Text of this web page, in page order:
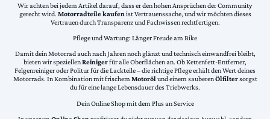
Wir achten bei jedem Artikel darauf, dass er den hohen Ansprüchen der Community
gerecht wird. Motorradteile kaufen ist Vertrauenssache, und wir möchten dieses
Vertrauen durch Transparenz und Fachwissen rechtfertigen.
Pflege und Wartung: Länger Freude am Bike
Damit dein Motorrad auch nach Jahren noch glänzt und technisch einwandfrei bleibt,
bieten wir speziellenReinigerfür alle Oberflächen an. Ob Kettenfett-Entferner,
Felgenreiniger oder Politur für die Lackteile – die richtige Pflege erhält den Wert deines
Motorrads. In Kombination mit frischemMotorölund einem sauberenÖlfiltersorgst
du für eine lange Lebensdauer des Triebwerks.
Dein Online Shop mit dem Plus an Service